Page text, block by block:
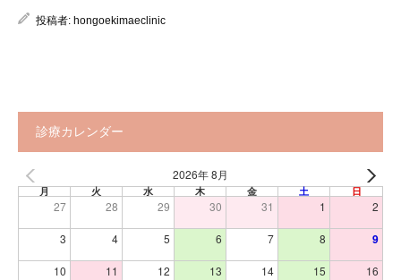
投稿者: hongoekimaeclinic
診療カレンダー
2026年 8月
月 火 水 木 金 土 日
27 28 29 30 31 1 2
3 4 5 6 7 8 9
10 11 12 13 14 15 16